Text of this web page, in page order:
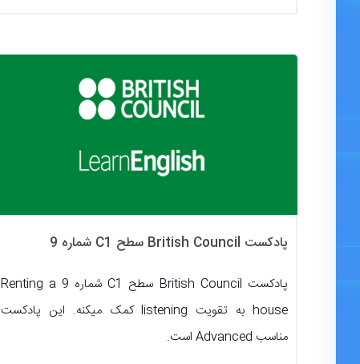
پادکست British Council سطح C1 شماره 9
پادکست British Council سطح C1 شماره 9 Renting a
house به تقویت listening کمک میکنه. این پادکست
مناسب Advanced است.